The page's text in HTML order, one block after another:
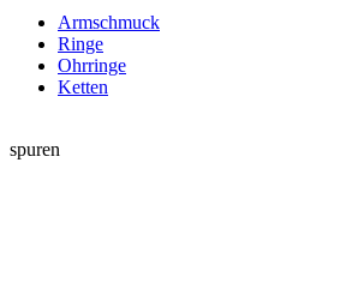
Armschmuck
Ringe
Ohrringe
Ketten
spuren